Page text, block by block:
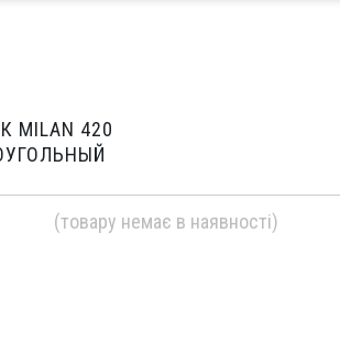
MILAN 420
(товару немає в наявності)